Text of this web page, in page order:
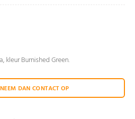
kleur Burnished Green.
DAN CONTACT OP